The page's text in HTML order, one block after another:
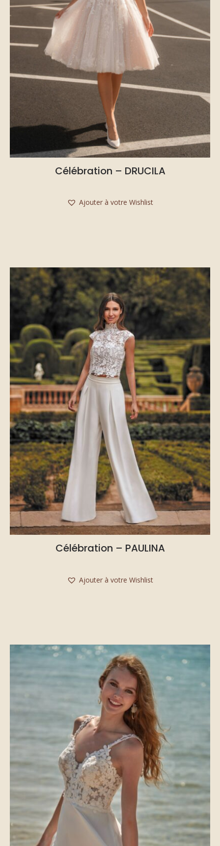
Célébration – DRUCILA
Ajouter à votre Wishlist
Célébration – PAULINA
Ajouter à votre Wishlist